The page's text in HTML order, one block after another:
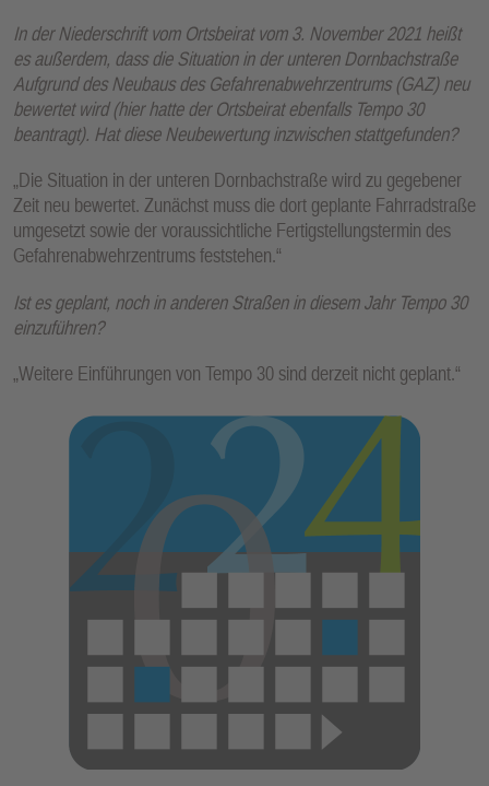
In der Niederschrift vom Ortsbeirat vom 3. November 2021 heißt
es außerdem, dass die Situation in der unteren Dornbachstraße
Aufgrund des Neubaus des Gefahrenabwehrzentrums (GAZ) neu
bewertet wird (hier hatte der Ortsbeirat ebenfalls Tempo 30
beantragt). Hat diese Neubewertung inzwischen stattgefunden?
„Die Situation in der unteren Dornbachstraße wird zu gegebener
Zeit neu bewertet. Zunächst muss die dort geplante Fahrradstraße
umgesetzt sowie der voraussichtliche Fertigstellungstermin des
Gefahrenabwehrzentrums feststehen.“
Ist es geplant, noch in anderen Straßen in diesem Jahr Tempo 30
einzuführen?
„Weitere Einführungen von Tempo 30 sind derzeit nicht geplant.“